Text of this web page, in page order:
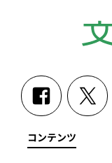
コンテンツ